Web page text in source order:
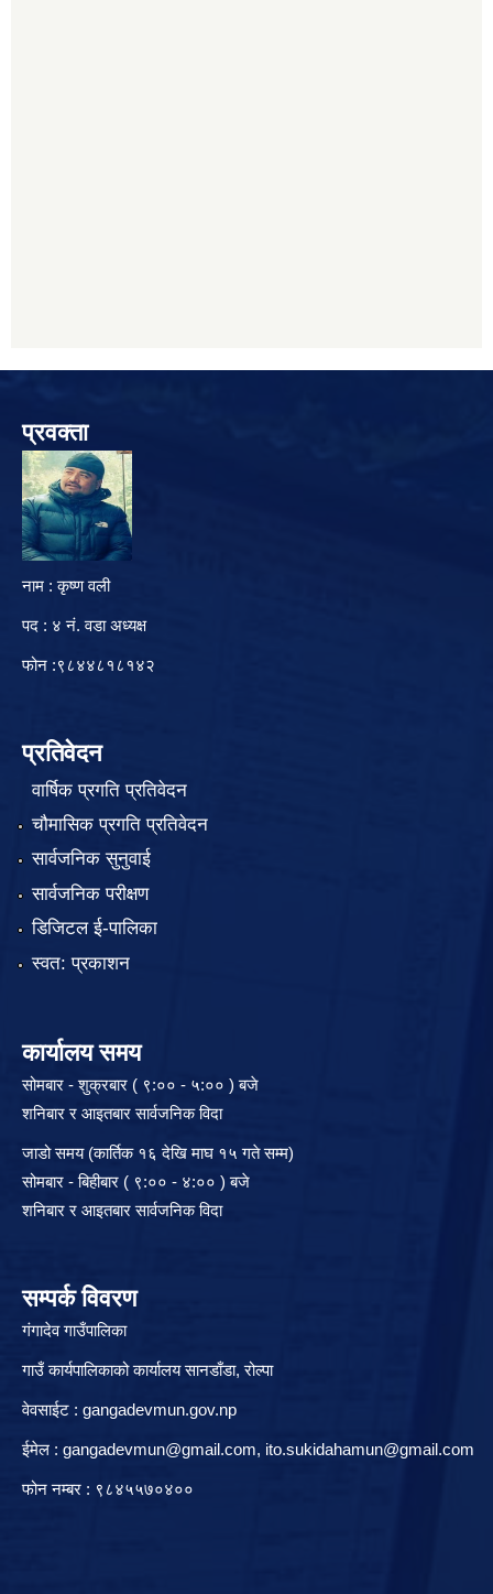
प्रवक्ता
नाम : कृष्ण वली
पद : ४ नं. वडा अध्यक्ष
फोन :९८४४८१८१४२
प्रतिवेदन
वार्षिक प्रगति प्रतिवेदन
चौमासिक प्रगति प्रतिवेदन
सार्वजनिक सुनुवाई
सार्वजनिक परीक्षण
डिजिटल ई-पालिका
स्वत: प्रकाशन
कार्यालय समय
सोमबार - शुक्रबार ( ९:०० - ५:०० ) बजे
शनिबार र आइतबार सार्वजनिक विदा
जाडो समय (कार्तिक १६ देखि माघ १५ गते सम्म)
सोमबार - बिहीबार ( ९:०० - ४:०० ) बजे
शनिबार र आइतबार सार्वजनिक विदा
सम्पर्क विवरण
गंगादेव गाउँपालिका
गाउँ कार्यपालिकाको कार्यालय सानडाँडा, रो‍‍ल्पा
वेवसाईट : gangadevmun.gov.np
ईमेल : gangadevmun@gmail.com, ito.sukidahamun@gmail.com
फोन नम्बर : ९८४५५७०४००